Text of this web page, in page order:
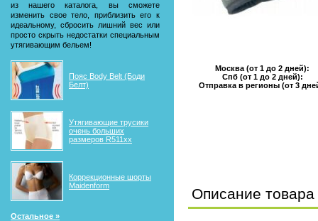
из нашего каталога, вы сможете
изменить свое тело, приблизить его к
идеальному, сбросить лишний вес или
просто скрыть недостатки специальным
утягивающим бельем!
Пояс Body Belt (Боди
Белт)
Утягивающие трусики
очень больших
размеров R511xx
Коррекционные шорты
Maidenform
Остальное »
Москва (от 1 до 2 дней):
Спб (от 1 до 2 дней):
Отправка в регионы (от 3
Описание товара